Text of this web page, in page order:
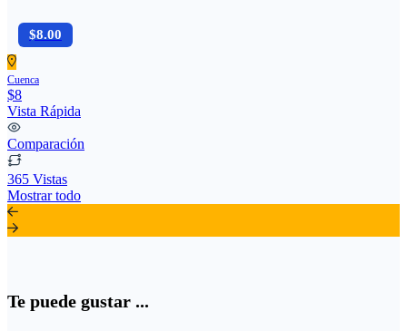
$8.00
Cuenca
$8
Vista Rápida
Comparación
365 Vistas
Mostrar todo
Te puede gustar ...